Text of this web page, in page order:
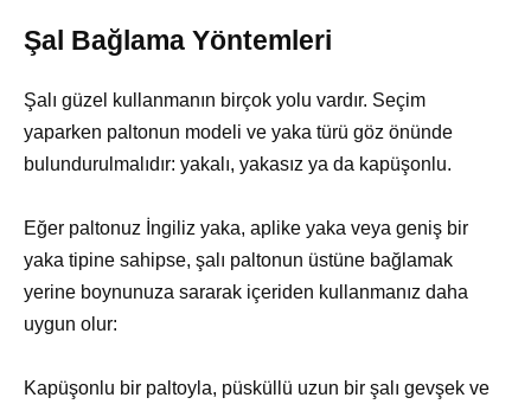
Şal Bağlama Yöntemleri
Şalı güzel kullanmanın birçok yolu vardır. Seçim
yaparken paltonun modeli ve yaka türü göz önünde
bulundurulmalıdır: yakalı, yakasız ya da kapüşonlu.
Eğer paltonuz İngiliz yaka, aplike yaka veya geniş bir
yaka tipine sahipse, şalı paltonun üstüne bağlamak
yerine boynunuza sararak içeriden kullanmanız daha
uygun olur:
Kapüşonlu bir paltoyla, püsküllü uzun bir şalı gevşek ve